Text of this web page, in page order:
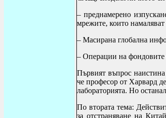
– преднамерено
мрежите, които
– Масирана глобална
– Операции на фондовите
Първият въпрос
че професор от Харвард
лабораторията. Но
По втората тема:
за отстраняване на